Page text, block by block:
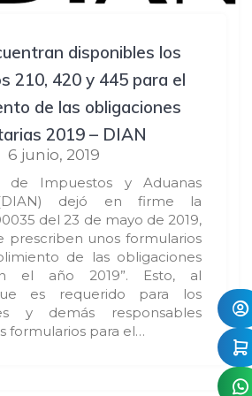
disponibles los
210, 420 y 445 para el
de las obligaciones
2019 – DIAN
6 junio, 2019
de Impuestos y Aduanas
(DIAN) dejó en firme la
del 23 de mayo de 2019,
prescriben unos formularios
de las obligaciones
el año 2019”. Esto, al
es requerido para los
y demás responsables
formularios para el…